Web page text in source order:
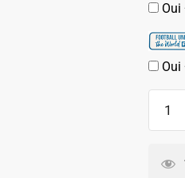
Oui
Oui
Match